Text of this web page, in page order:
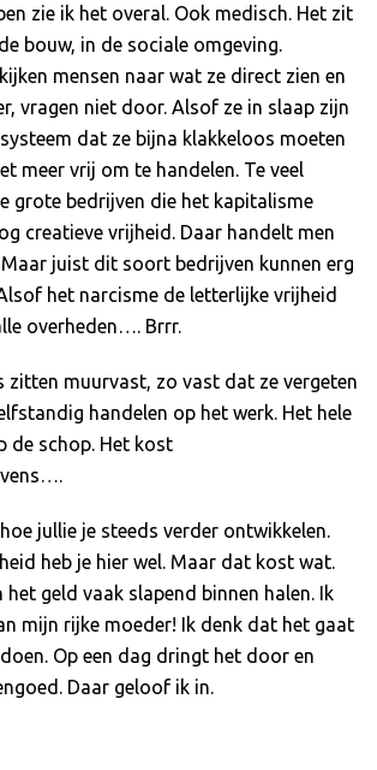
zie ik het overal. Ook medisch. Het zit
bouw, in de sociale omgeving.
mensen naar wat ze direct zien en
vragen niet door. Alsof ze in slaap zijn
dat ze bijna klakkeloos moeten
meer vrij om te handelen. Te veel
grote bedrijven die het kapitalisme
creatieve vrijheid. Daar handelt men
juist dit soort bedrijven kunnen erg
het narcisme de letterlijke vrijheid
overheden…. Brrr.
zitten muurvast, zo vast dat ze vergeten
handelen op het werk. Het hele
de schop. Het kost
jullie je steeds verder ontwikkelen.
heb je hier wel. Maar dat kost wat.
geld vaak slapend binnen halen. Ik
mijn rijke moeder! Ik denk dat het gaat
Op een dag dringt het door en
Daar geloof ik in.